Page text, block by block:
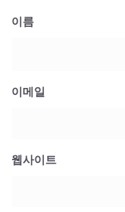
이름
이메일
웹사이트